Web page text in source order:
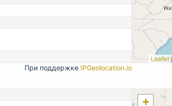
При поддержке IPGeolocation.io
Leaflet |
+